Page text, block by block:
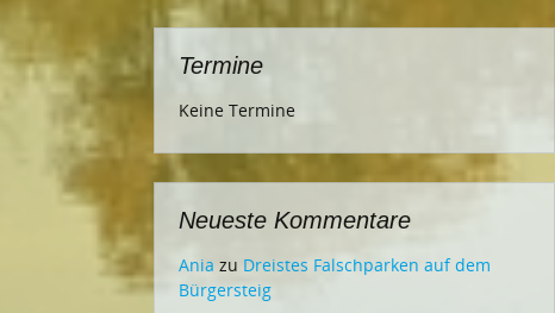
Termine
Keine Termine
Neueste Kommentare
Ania zu Dreistes Falschparken auf dem
Bürgersteig